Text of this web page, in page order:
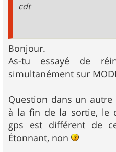
cdt
Bonjour.
As-tu essayé de
simultanément sur
Question dans un
à la fin de la sortie, le
gps est différent de
Étonnant, non